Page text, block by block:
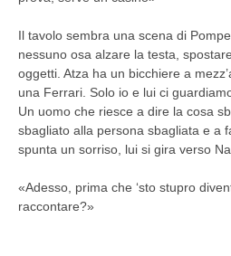
Il tavolo sembra una scena di
nessuno osa alzare la testa,
oggetti. Atza ha un bicchiere a
una Ferrari. Solo io e lui ci
Un uomo che riesce a dire la cosa
sbagliato alla persona sbagliata e a
spunta un sorriso, lui si gira verso
«Adesso, prima che ‘sto stupro
raccontare?»